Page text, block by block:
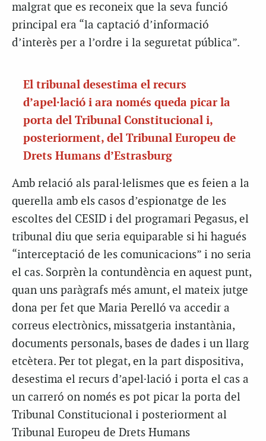
malgrat que es reconeix que la seva funció
principal era “la captació d’informació
d’interès per a l’ordre i la seguretat pública”.
El tribunal desestima el recurs
d’apel·lació i ara només queda picar la
porta del Tribunal Constitucional i,
posteriorment, del Tribunal Europeu de
Drets Humans d’Estrasburg
Amb relació als paral·lelismes que es feien a la
querella amb els casos d’espionatge de les
escoltes del CESID i del programari Pegasus, el
tribunal diu que seria equiparable si hi hagués
“interceptació de les comunicacions” i no seria
el cas. Sorprèn la contundència en aquest punt,
quan uns paràgrafs més amunt, el mateix jutge
dona per fet que Maria Perelló va accedir a
correus electrònics, missatgeria instantània,
documents personals, bases de dades i un llarg
etcètera. Per tot plegat, en la part dispositiva,
desestima el recurs d’apel·lació i porta el cas a
un carreró on només es pot picar la porta del
Tribunal Constitucional i posteriorment al
Tribunal Europeu de Drets Humans